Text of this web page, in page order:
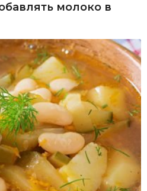
молоко в